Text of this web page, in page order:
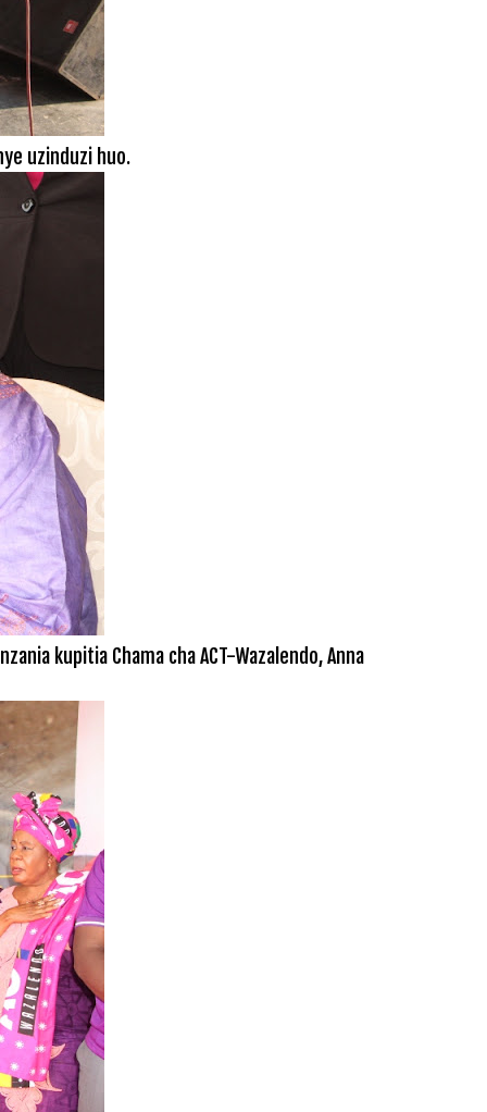
uzinduzi huo.
kupitia Chama cha ACT-Wazalendo, Anna